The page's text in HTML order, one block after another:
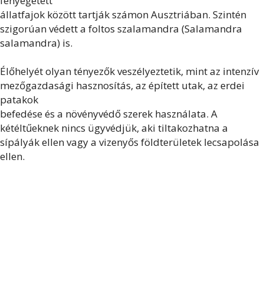
állatfajok között tartják számon Ausztriában. Szintén
szigorúan védett a foltos szalamandra (Salamandra
salamandra) is.
Élőhelyét olyan tényezők veszélyeztetik, mint az intenzív
mezőgazdasági hasznosítás, az épített utak, az erdei
patakok
befedése és a növényvédő szerek használata. A
kétéltűeknek nincs ügyvédjük, aki tiltakozhatna a
sípályák ellen vagy a vizenyős földterületek lecsapolása
ellen.